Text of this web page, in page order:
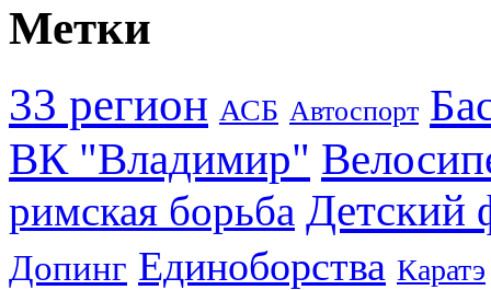
Метки
33 регион АСБ Автоспорт
ВК "Владимир"
римская борьба Детский
Допинг Единоборства Каратэ